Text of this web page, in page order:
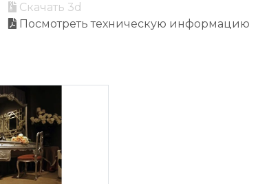
Скачать 3d
Посмотреть техническую информацию